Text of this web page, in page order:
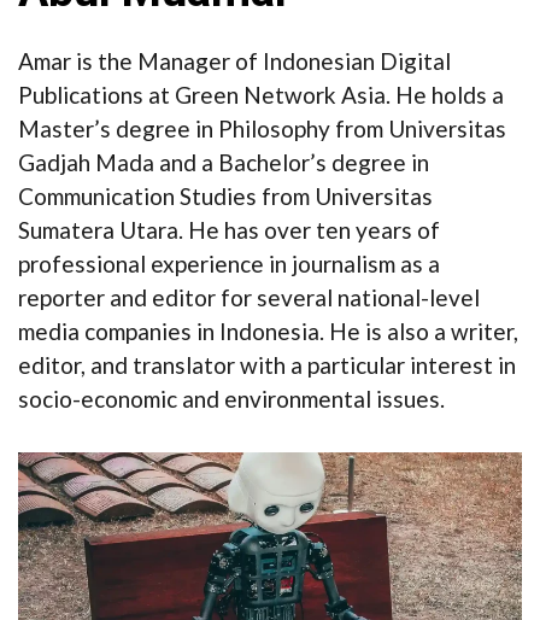
Amar is the Manager of Indonesian Digital
Publications at Green Network Asia. He holds a
Master’s degree in Philosophy from Universitas
Gadjah Mada and a Bachelor’s degree in
Communication Studies from Universitas
Sumatera Utara. He has over ten years of
professional experience in journalism as a
reporter and editor for several national-level
media companies in Indonesia. He is also a writer,
editor, and translator with a particular interest in
socio-economic and environmental issues.